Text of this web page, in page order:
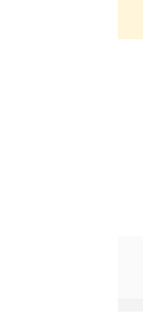
aplikasi